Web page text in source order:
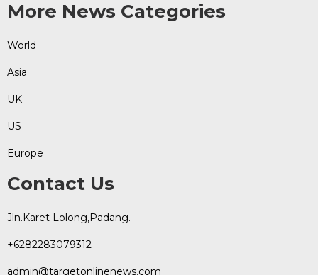
More News Categories
World
Asia
UK
US
Europe
Contact Us
Jln.Karet Lolong,Padang.
+6282283079312
admin@targetonlinenews.com